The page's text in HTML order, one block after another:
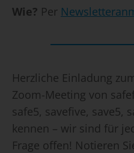
Wie? Per
Herzliche Einladung
Zoom-Meeting von
safe5, savefive, save5,
kennen – wir sind für
Frage offen! Notieren